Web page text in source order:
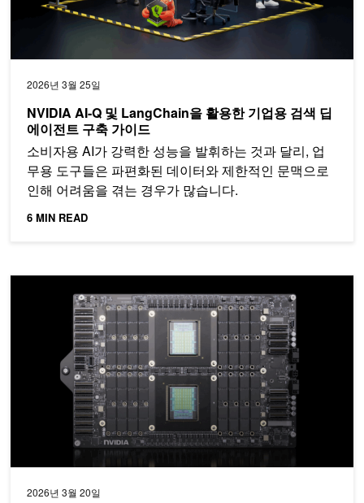
2026년 3월 25일
NVIDIA AI-Q 및 LangChain을 활용한 기업용 검색 딥
에이전트 구축 가이드
소비자용 AI가 강력한 성능을 발휘하는 것과 달리, 업
무용 도구들은 파편화된 데이터와 제한적인 문맥으로
인해 어려움을 겪는 경우가 많습니다.
6 MIN READ
2026년 3월 20일